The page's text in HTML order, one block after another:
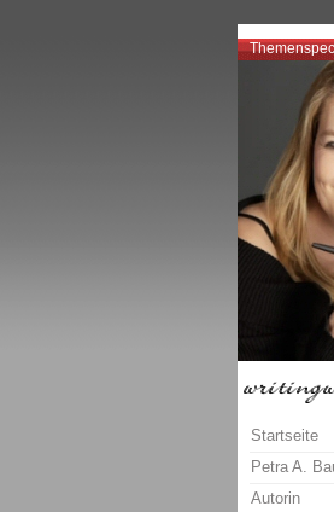
Startseite
Petra A.
Autorin